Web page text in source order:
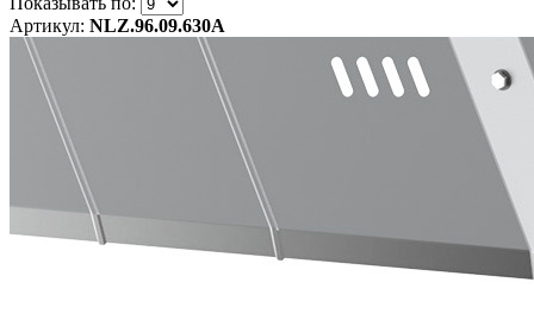
Артикул: NLZ.96.09.630A